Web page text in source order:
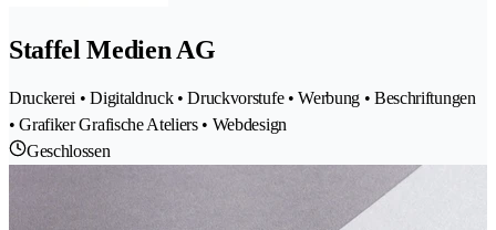
Staffel Medien AG
Druckerei • Digitaldruck • Druckvorstufe • Werbung • Beschriftungen
• Grafiker Grafische Ateliers • Webdesign
Geschlossen